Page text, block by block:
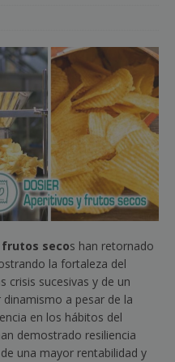
secos han retornado
la fortaleza del
crisis sucesivas y de un
a pesar de la
en los hábitos del
demostrado resiliencia
una mayor rentabilidad y